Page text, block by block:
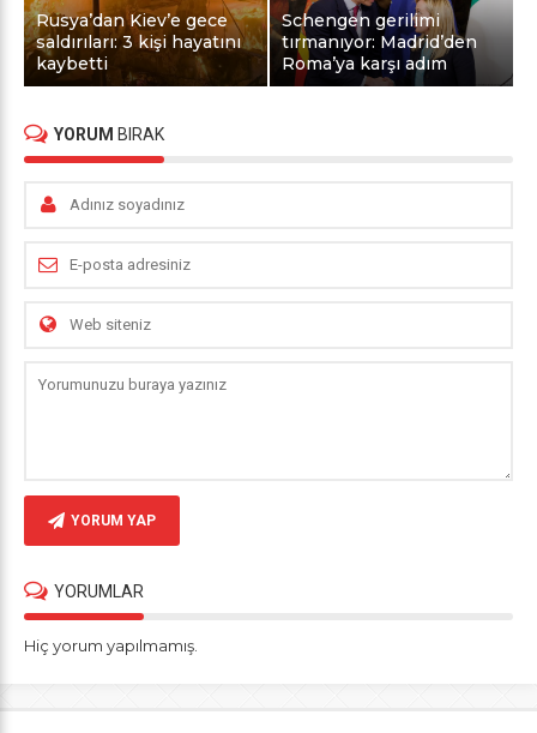
Rusya’dan Kiev’e gece
saldırıları: 3 kişi hayatını
kaybetti
Schengen gerilimi
tırmanıyor: Madrid’den
Roma’ya karşı adım
YORUM BIRAK
YORUM YAP
YORUMLAR
Hiç yorum yapılmamış.